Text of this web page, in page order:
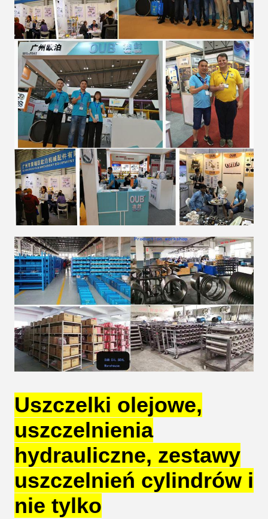
Uszczelki olejowe,
uszczelnienia
hydrauliczne, zestawy
uszczelnień cylindrów i
nie tylko